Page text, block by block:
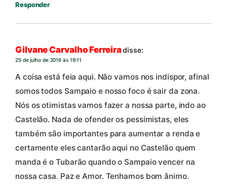
Responder
Gilvane Carvalho Ferreiradisse:
25 de julho de 2016 às 19:11
A coisa está feia aqui. Não vamos nos indispor, afinal
somos todos Sampaio e nosso foco é sair da zona.
Nós os otimistas vamos fazer a nossa parte, indo ao
Castelão. Nada de ofender os pessimistas, eles
também são importantes para aumentar a renda e
certamente eles cantarão aqui no Castelão quem
manda é o Tubarão quando o Sampaio vencer na
nossa casa. Paz e Amor. Tenhamos bom ânimo.